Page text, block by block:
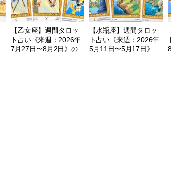
【乙女座】週間タロッ
ト占い《来週：2026年
7月27日〜8月2日》の...
【水瓶座】週間タロッ
ト占い《来週：2026年
5月11日〜5月17日》...